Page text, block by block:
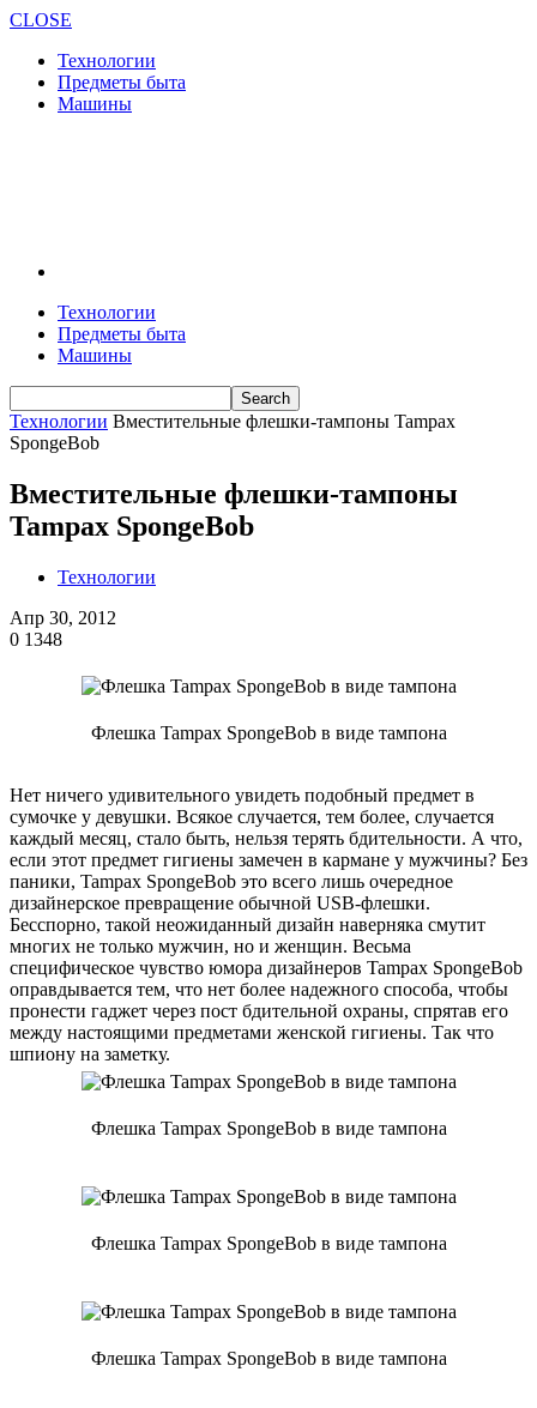
CLOSE
Технологии
Предметы быта
Машины
Технологии
Предметы быта
Машины
Технологии Вместительные флешки-тампоны Tampax
SpongeBob
Вместительные флешки-тампоны
Tampax SpongeBob
Технологии
Апр 30, 2012
0 1348
Флешка Tampax SpongeBob в виде тампона
Нет ничего удивительного увидеть подобный предмет в
сумочке у девушки. Всякое случается, тем более, случается
каждый месяц, стало быть, нельзя терять бдительности. А что,
если этот предмет гигиены замечен в кармане у мужчины? Без
паники, Tampax SpongeBob это всего лишь очередное
дизайнерское превращение обычной USB-флешки.
Бесспорно, такой неожиданный дизайн наверняка смутит
многих не только мужчин, но и женщин. Весьма
специфическое чувство юмора дизайнеров Tampax SpongeBob
оправдывается тем, что нет более надежного способа, чтобы
пронести гаджет через пост бдительной охраны, спрятав его
между настоящими предметами женской гигиены. Так что
шпиону на заметку.
Флешка Tampax SpongeBob в виде тампона
Флешка Tampax SpongeBob в виде тампона
Флешка Tampax SpongeBob в виде тампона